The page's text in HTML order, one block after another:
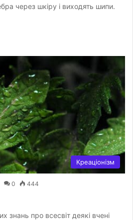
через шкіру і виходять шипи.
Креаціонізм
0 444
знань про всесвіт деякі вчені